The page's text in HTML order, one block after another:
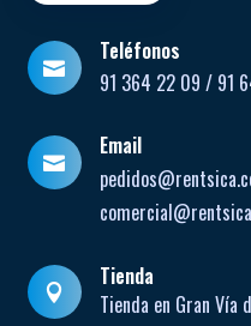

Teléfonos
91 364 22 09 / 91

Email

Tienda
Tienda en Gran Vía